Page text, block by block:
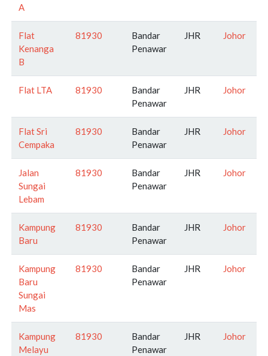
A
Flat
Kenanga
B
81930
Bandar
Penawar
JHR Johor
Flat LTA 81930
Bandar
Penawar
JHR Johor
Flat Sri
Cempaka
81930
Bandar
Penawar
JHR Johor
Jalan
Sungai
Lebam
81930
Bandar
Penawar
JHR Johor
Kampung
Baru
81930
Bandar
Penawar
JHR Johor
Kampung
Baru
Sungai
Mas
81930
Bandar
Penawar
JHR Johor
Kampung
Melayu
81930
Bandar
Penawar
JHR Johor